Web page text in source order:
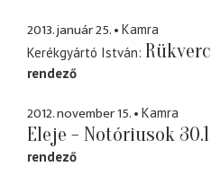
2013. január 25.
Kamra
Kerékgyártó István Rükverc
rendező
2012. november 15. Kamra
Eleje - Notóriusok 30.1
rendező